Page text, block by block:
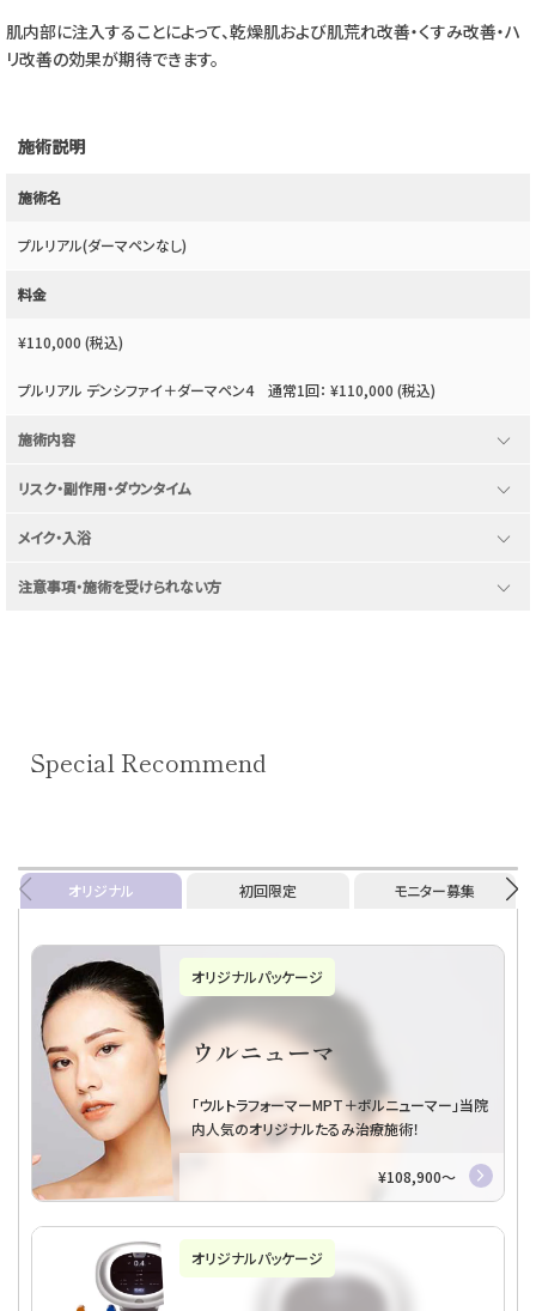
肌内部に注入することによって、乾燥肌および肌荒れ改善・くすみ改善・ハ
リ改善の効果が期待できます。
施術説明
施術名
プルリアル(ダーマペンなし)
料金
¥110,000 (税込)
プルリアル デンシファイ＋ダーマペン4 通常1回： ¥110,000 (税込)
施術内容 expand_more
リスク・副作用・ダウンタイム expand_more
メイク・入浴 expand_more
注意事項・施術を受けられない方 expand_more
Special Recommend
オリジナル 初回限定 モニター募集
初回限定プラン
トライアル・リファインリ
お試しヒアルロン酸１本～
初回・モニター様割引あり
パッケージプラン「初回限定プラン」をもっと見る